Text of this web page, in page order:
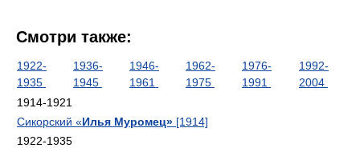
Смотри также:
1922-
1935
1936-
1945
1946-
1961
1962-
1975
1976-
1991
1992-
2004
1914-1921
Сикорский «Илья Муромец» [1914]
1922-1935